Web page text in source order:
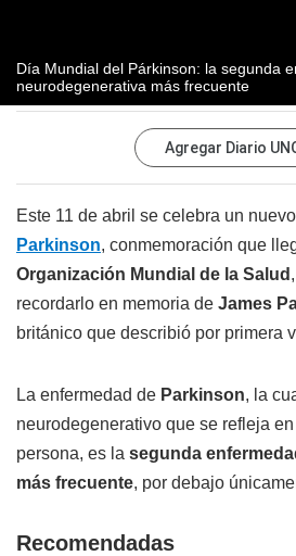
Día Mundial del Párkinson: la segunda
neurodegenerativa más frecuente
Agregar Diario
Este 11 de abril se celebra un nuevo
Parkinson, conmemoración que
Organización Mundial de la Salud
recordarlo en memoria de James
británico que describió por primera
La enfermedad de Parkinson, la
neurodegenerativo que se refleja
persona, es la segunda
más frecuente, por debajo
Recomendadas